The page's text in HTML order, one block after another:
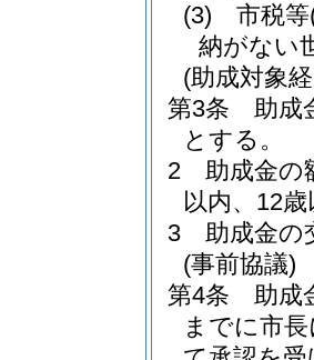
(3)
市税等
納がない
(助成対象
第3条
助成
とする。
2
助成金の
以内、12
3
助成金の
(事前協議)
第4条
助成
までに市